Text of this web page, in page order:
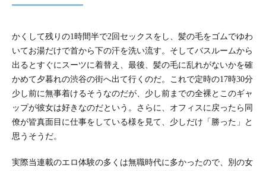
かくして残りの1時間半で2回セックスをし、髪の毛をゴムでゆわ
いてお湯だけで首から下の汗を洗い流す。そしてバスルームから
出るとすぐにスーツに着替え、最後、髪の毛に乱れがないかを確
かめて夕暮れの渋谷の街へ出て行くのだ。これで定時の17時30分
少し前に無事着けるそうなのだが、少し前までの全裸とこのギャ
ップが彼女は好きなのだという。さらに、オフィスに戻ったら同
僚が皆真面目に仕事をしている様を見て、少しだけ「勝った」と
思うそうだ。
実際当連載のエロ体験の多くは無職時代に多かったので、別の女